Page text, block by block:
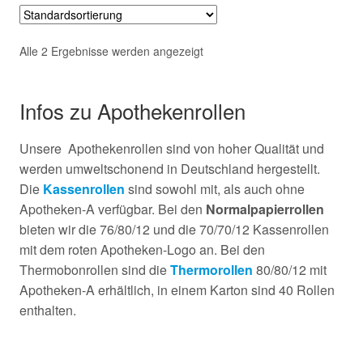
Alle 2 Ergebnisse werden angezeigt
Infos zu Apothekenrollen
Unsere Apothekenrollen sind von hoher Qualität und
werden umweltschonend in Deutschland hergestellt.
Die Kassenrollen sind sowohl mit, als auch ohne
Apotheken-A verfügbar. Bei den Normalpapierrollen
bieten wir die 76/80/12 und die 70/70/12 Kassenrollen
mit dem roten Apotheken-Logo an. Bei den
Thermobonrollen sind dieThermorollen 80/80/12 mit
Apotheken-A erhältlich, in einem Karton sind 40 Rollen
enthalten.